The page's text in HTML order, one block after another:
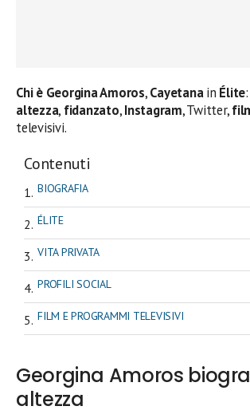
Chi è Georgina Amoros,Cayetanain Élite
altezza, fidanzato,Instagram, Twitter,
televisivi.
Contenuti
BIOGRAFIA
ÉLITE
VITA PRIVATA
PROFILI SOCIAL
FILM E PROGRAMMI TELEVISIVI
Georgina Amoros
altezza